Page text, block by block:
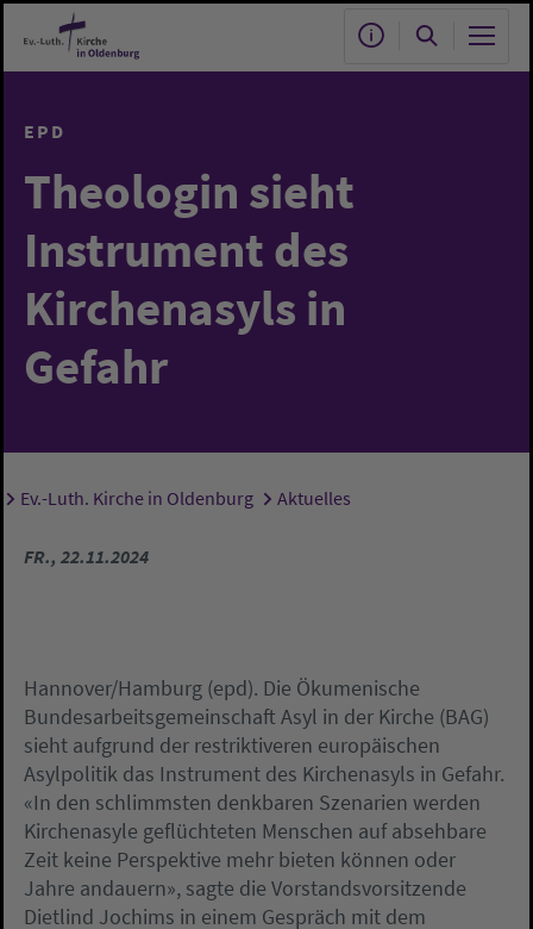
Zum Hauptinhalt springen
EPD
Theologin sieht
Instrument des
Kirchenasyls in
Gefahr
Sie sind hier:
Ev.-Luth. Kirche in Oldenburg Aktuelles
FR., 22.11.2024
Hannover/Hamburg (epd). Die Ökumenische
Bundesarbeitsgemeinschaft Asyl in der Kirche (BAG)
sieht aufgrund der restriktiveren europäischen
Asylpolitik das Instrument des Kirchenasyls in Gefahr.
«In den schlimmsten denkbaren Szenarien werden
Kirchenasyle geflüchteten Menschen auf absehbare
Zeit keine Perspektive mehr bieten können oder
Jahre andauern», sagte die Vorstandsvorsitzende
Dietlind Jochims in einem Gespräch mit dem